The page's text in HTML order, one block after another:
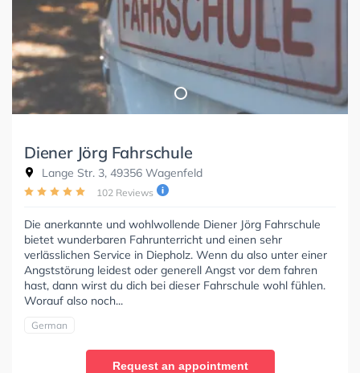
Diener Jörg Fahrschule
Lange Str. 3, 49356 Wagenfeld
102 Reviews
Die anerkannte und wohlwollende Diener Jörg Fahrschule
bietet wunderbaren Fahrunterricht und einen sehr
verlässlichen Service in Diepholz. Wenn du also unter einer
Angststörung leidest oder generell Angst vor dem fahren
hast, dann wirst du dich bei dieser Fahrschule wohl fühlen.
Worauf also noch...
German
Request an appointment